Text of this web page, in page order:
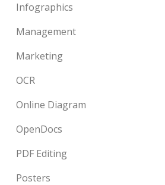
Infographics
Management
Marketing
OCR
Online Diagram
OpenDocs
PDF Editing
Posters